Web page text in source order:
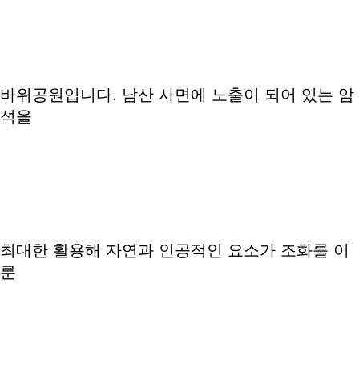
바위공원입니다. 남산 사면에 노출이 되어 있는 암
석을
최대한 활용해 자연과 인공적인 요소가 조화를 이
룬